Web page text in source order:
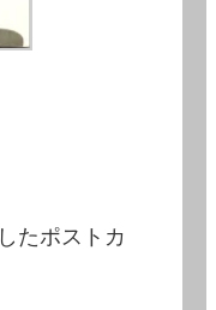
たポストカ